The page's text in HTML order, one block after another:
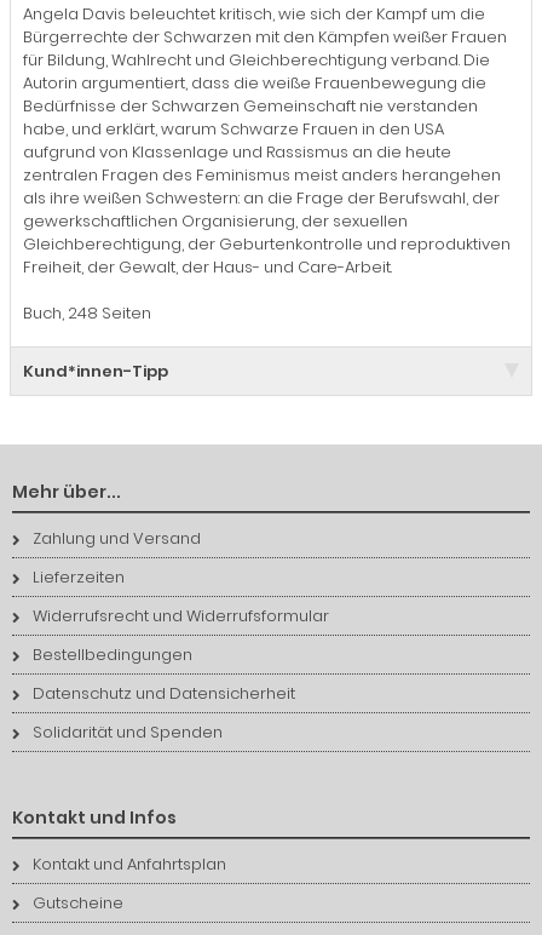
Angela Davis beleuchtet kritisch, wie sich der Kampf um die
Bürgerrechte der Schwarzen mit den Kämpfen weißer Frauen
für Bildung, Wahlrecht und Gleichberechtigung verband. Die
Autorin argumentiert, dass die weiße Frauenbewegung die
Bedürfnisse der Schwarzen Gemeinschaft nie verstanden
habe, und erklärt, warum Schwarze Frauen in den USA
aufgrund von Klassenlage und Rassismus an die heute
zentralen Fragen des Feminismus meist anders herangehen
als ihre weißen Schwestern: an die Frage der Berufswahl, der
gewerkschaftlichen Organisierung, der sexuellen
Gleichberechtigung, der Geburtenkontrolle und reproduktiven
Freiheit, der Gewalt, der Haus- und Care-Arbeit.
Buch, 248 Seiten
Kund*innen-Tipp
Mehr über...
Zahlung und Versand
Lieferzeiten
Widerrufsrecht und Widerrufsformular
Bestellbedingungen
Datenschutz und Datensicherheit
Solidarität und Spenden
Kontakt und Infos
Kontakt und Anfahrtsplan
Gutscheine